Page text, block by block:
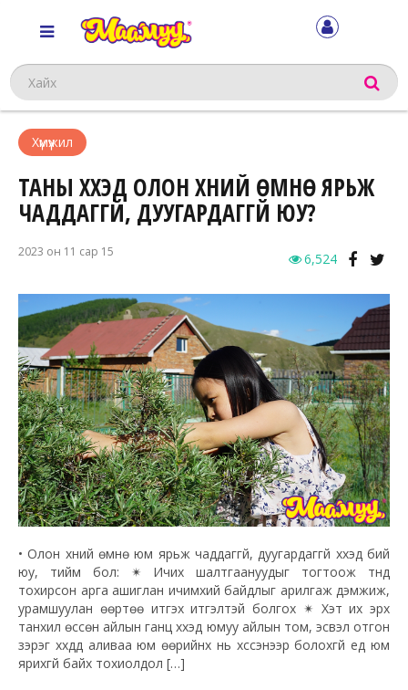
Хайх
Хүмүүжил
ТАНЫ ХҮҮХЭД ОЛОН ХҮНИЙ ӨМНӨ ЯРЬЖ
ЧАДДАГГҮЙ, ДУУГАРДАГГҮЙ ЮУ?
2023 он 11 сар 15 6,524
• Олон хүний өмнө юм ярьж чаддаггүй, дуугардаггүй хүүхэд бий
юу, тийм бол: ✴ Ичих шалтгаануудыг тогтоож түүнд
тохирсон арга ашиглан ичимхий байдлыг арилгаж дэмжиж,
урамшуулан өөртөө итгэх итгэлтэй болгох ✴ Хэт их эрх
танхил өссөн айлын ганц хүүхэд юмуу айлын том, эсвэл отгон
зэрэг хүүхдүүд аливаа юм өөрийнх нь хүссэнээр болохгүй үед юм
ярихгүй байх тохиолдол […]